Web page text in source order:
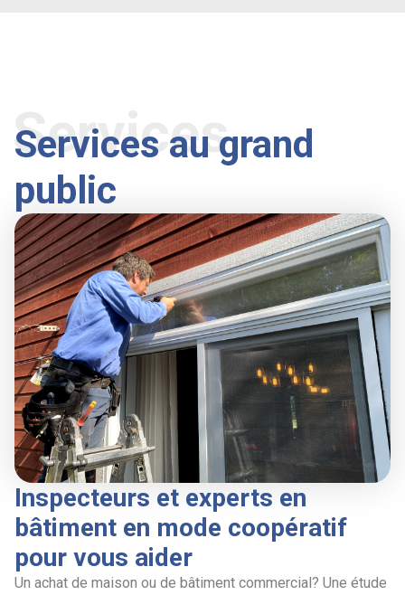
Services au grand
public
Services
Inspecteurs et experts en
bâtiment en mode coopératif
pour vous aider
Un achat de maison ou de bâtiment commercial? Une étude